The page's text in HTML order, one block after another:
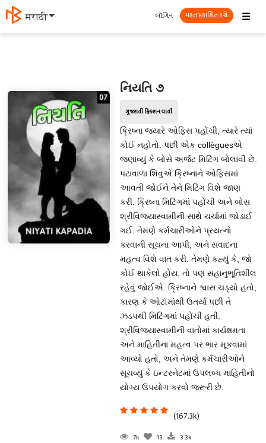
मराठी ☰
લૉગિન મફત પ્રકાશિત કરો
નિયતિ ૭
ગુજરાતી ફિક્શન વાર્તા
ક્રિષ્ના જ્યારે ઓફિસ પહોંચી, ત્યારે ત્યાં
કોઈ નહોતો. પછી એક collèguesએ
જણાવ્યું કે બોસે અર્જંટ મિટિંગ બોલાવી છે.
પટાવાળા શિવુએ ક્રિષ્નાને ઓફિસમાં
આવતી જોઈને તેને મિટિંગ વિશે જાણ
કરી. ક્રિષ્ના મિટિંગમાં પહોંચી અને બોસ
શ્રીવિજ્યાસ્વામીની સાથે ચર્ચામાં જોડાઈ
ગઈ. તેમણે કર્મચારીઓને પ્રયત્નો
કરવાની સૂચના આપી, અને સંવાદના
મહત્વ વિશે વાત કરી. તેમણે કહ્યું કે, જો
કોઈ થાકેલો હોય, તો પણ સહાનુભૂતિશીલ
રહેવું જોઈએ. ક્રિષ્નાને શ્વાસ ચડ્યો હતો,
કારણ કે ઓટૉમાંથી ઉતર્યા પછી તે
ઝડપથી મિટિંગમાં પહોંચી હતી.
શ્રીવિજ્યાસ્વામીની વાતોમાં કાર્યક્ષમતા
અને માહિતીના મહત્વ પર ભાર મૂકવામાં
આવ્યો હતો, અને તેમણે કર્મચારીઓને
સૂચવ્યું કે ઇન્ટરનેટમાં ઉપલબ્ધ માહિતીનો
યોગ્ય ઉપયોગ કરવો જરૂરી છે.
(167.3k)
7k 13 3.3k